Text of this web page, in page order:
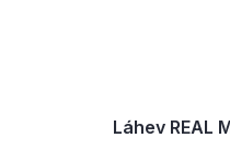
Láhev REAL